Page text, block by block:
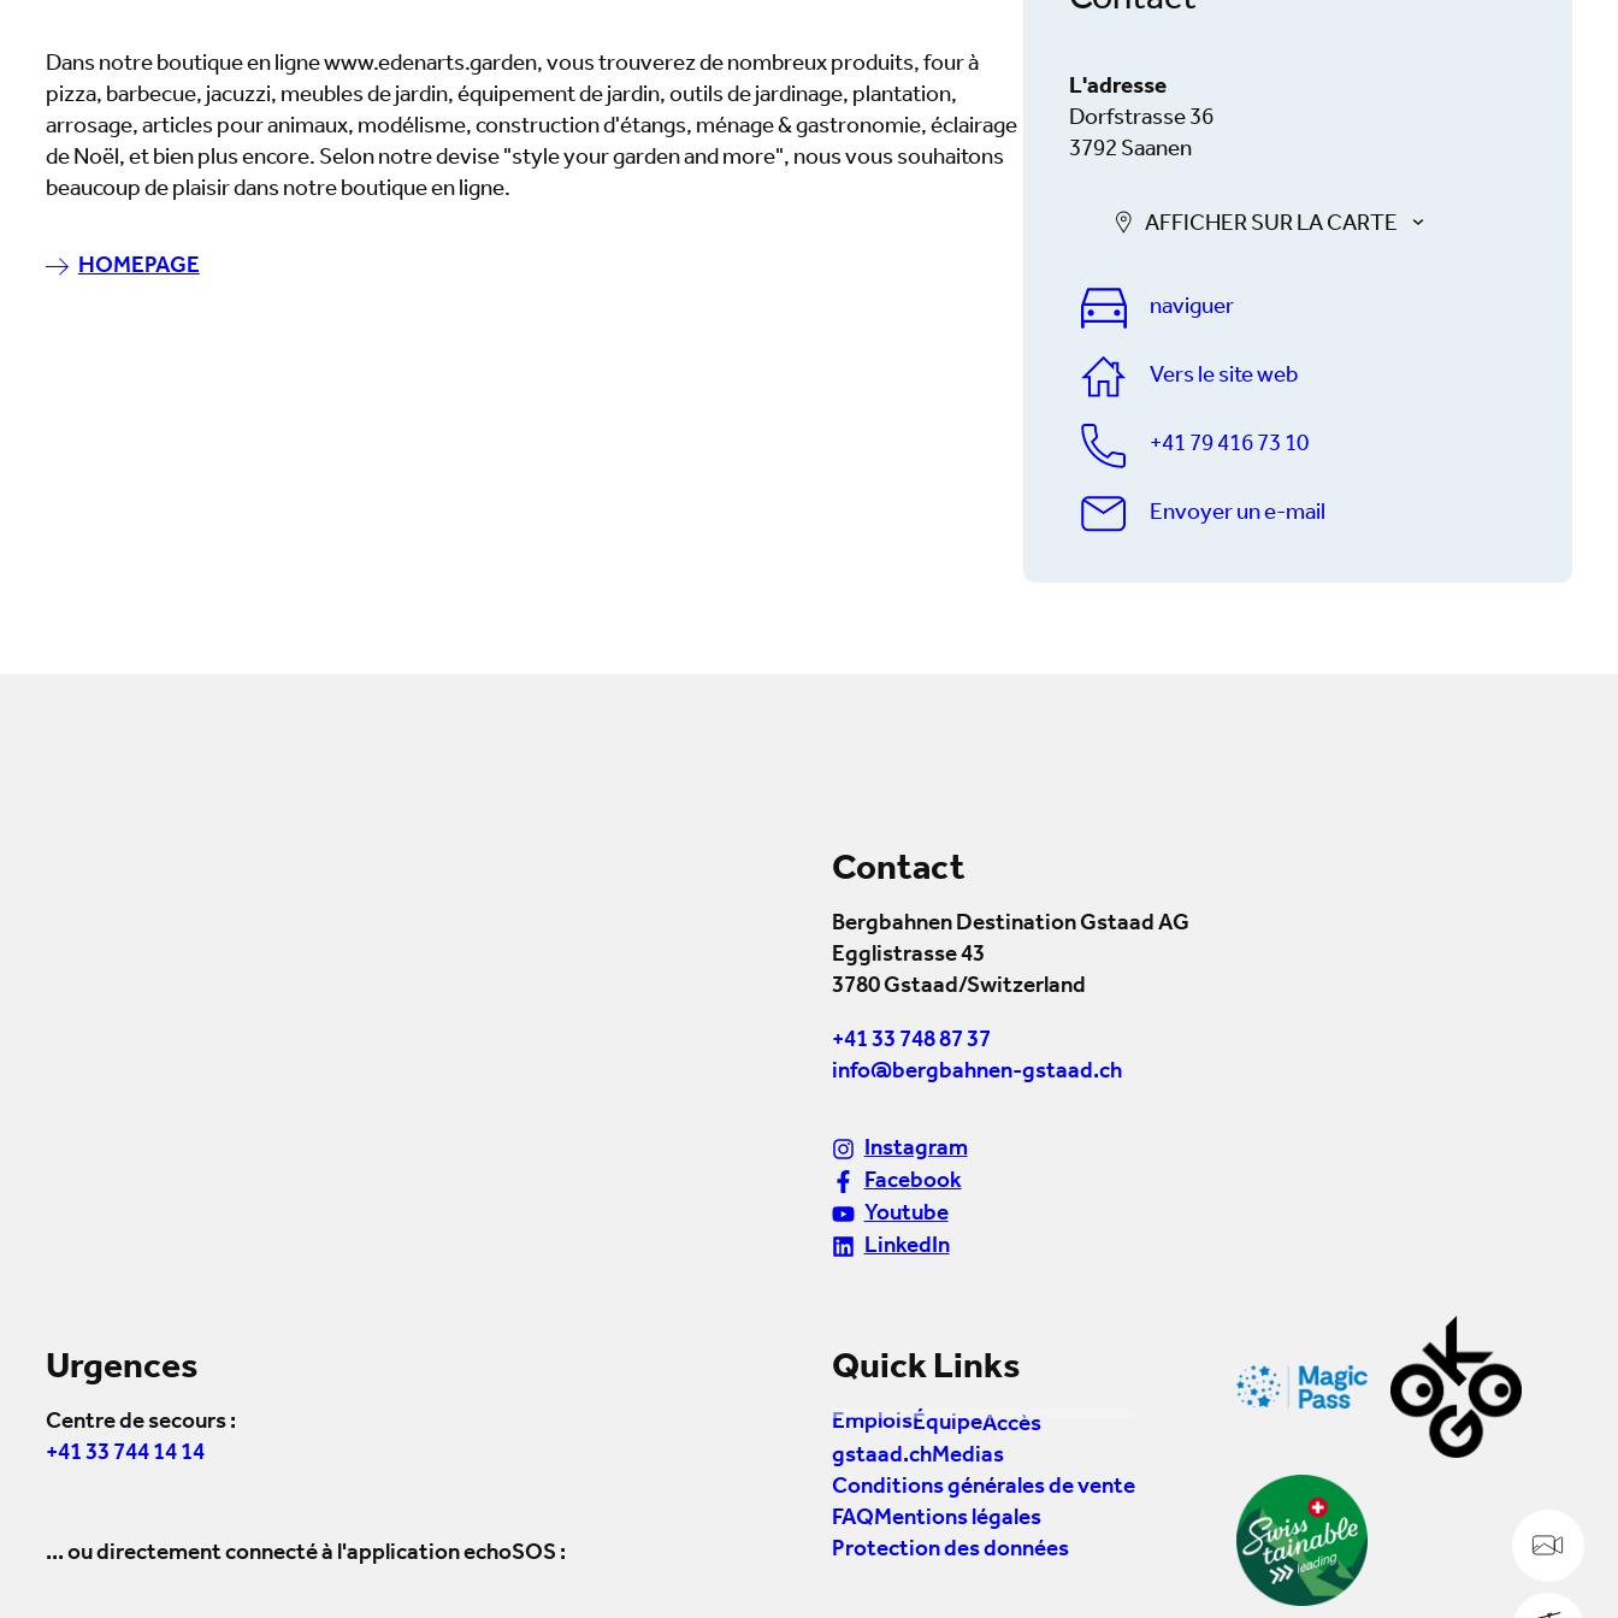
Dans notre boutique en ligne www.edenarts.garden, vous trouverez de nombreux produits, four à
pizza, barbecue, jacuzzi, meubles de jardin, équipement de jardin, outils de jardinage, plantation,
arrosage, articles pour animaux, modélisme, construction d'étangs, ménage & gastronomie, éclairage
de Noël, et bien plus encore. Selon notre devise "style your garden and more", nous vous souhaitons
beaucoup de plaisir dans notre boutique en ligne.
HOMEPAGE
L'adresse
Dorfstrasse 36
3792 Saanen
AFFICHER SUR LA CARTE
naviguer
Vers le site web
+41 79 416 73 10
Envoyer un e-mail
Contact
Bergbahnen Destination Gstaad AG
Egglistrasse 43
3780 Gstaad/Switzerland
+41 33 748 87 37
info@bergbahnen-gstaad.ch
Instagram
Facebook
Youtube
LinkedIn
Urgences
Centre de secours :
+41 33 744 14 14
... ou directement connecté à l'application echoSOS :
Quick Links
EmploisÉquipeAccès
gstaad.chMedias
Conditions générales de vente
FAQMentions légales
Protection des données